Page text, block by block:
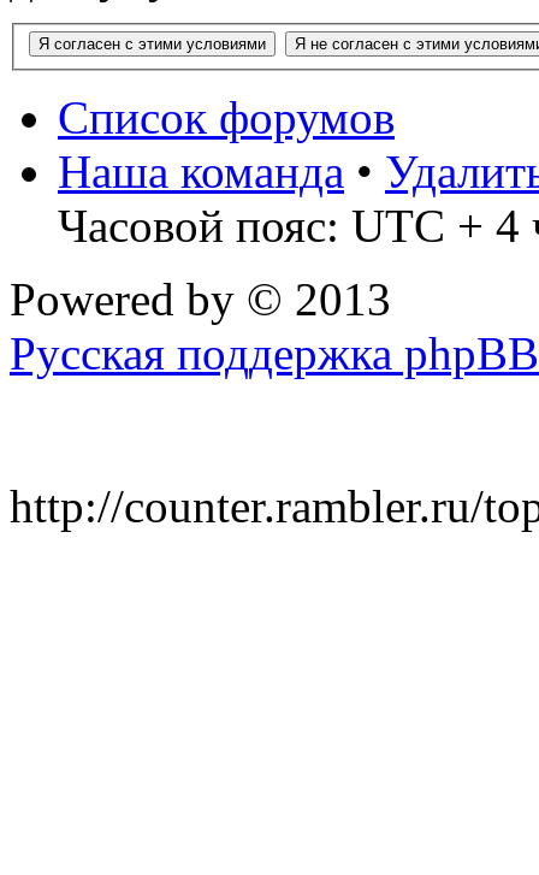
Список форумов
Наша команда •
Часовой пояс: UTC + 4
Powered by © 2013
Русская поддержка phpBB
http://counter.rambler.ru/